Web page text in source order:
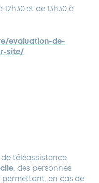
et de 13h30 à
evaluation-de-
site/
de téléassistance
, des personnes
permettant, en cas de